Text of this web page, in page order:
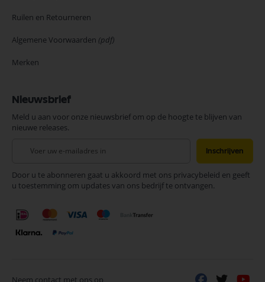
Ruilen en Retourneren
Algemene Voorwaarden (pdf)
Merken
Nieuwsbrief
Meld u aan voor onze nieuwsbrief om op de hoogte te blijven van
nieuwe releases.
onze
nieuwsbrief
Inschrijven
Door u te abonneren gaat u akkoord met ons privacybeleid en geeft
u toestemming om updates van ons bedrijf te ontvangen.
Neem contact met ons op